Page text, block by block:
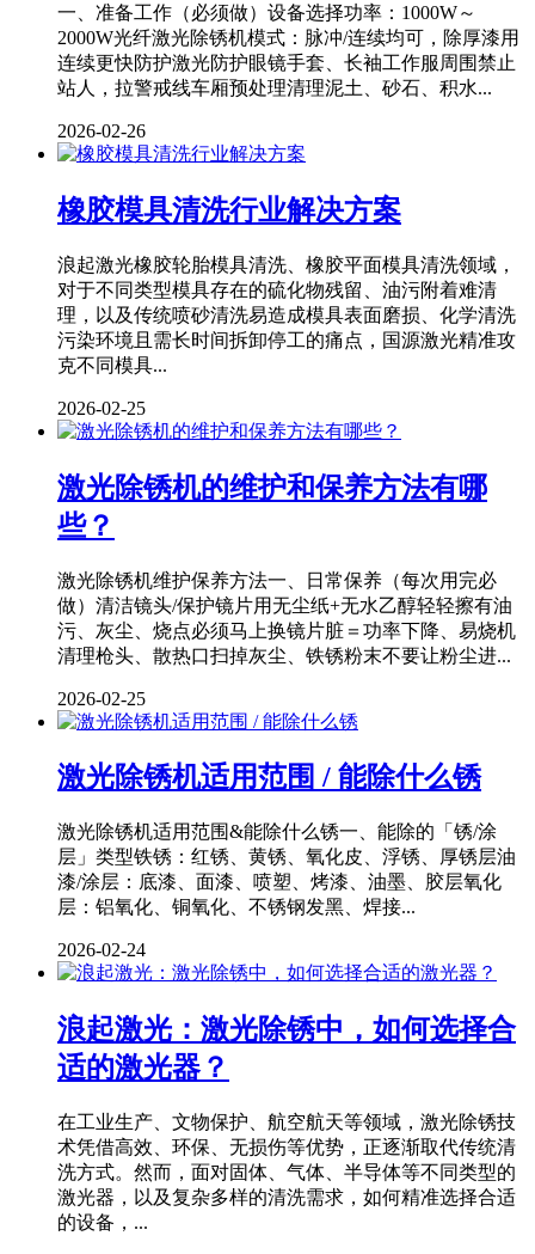
一、准备工作（必须做）设备选择功率：1000W～
2000W光纤激光除锈机模式：脉冲/连续均可，除厚漆用
连续更快防护激光防护眼镜手套、长袖工作服周围禁止
站人，拉警戒线车厢预处理清理泥土、砂石、积水...
2026-02-26
橡胶模具清洗行业解决方案
浪起激光橡胶轮胎模具清洗、橡胶平面模具清洗领域，
对于不同类型模具存在的硫化物残留、油污附着难清
理，以及传统喷砂清洗易造成模具表面磨损、化学清洗
污染环境且需长时间拆卸停工的痛点，国源激光精准攻
克不同模具...
2026-02-25
激光除锈机的维护和保养方法有哪
些？
激光除锈机维护保养方法一、日常保养（每次用完必
做）清洁镜头/保护镜片用无尘纸+无水乙醇轻轻擦有油
污、灰尘、烧点必须马上换镜片脏＝功率下降、易烧机
清理枪头、散热口扫掉灰尘、铁锈粉末不要让粉尘进...
2026-02-25
激光除锈机适用范围 / 能除什么锈
激光除锈机适用范围&能除什么锈一、能除的「锈/涂
层」类型铁锈：红锈、黄锈、氧化皮、浮锈、厚锈层油
漆/涂层：底漆、面漆、喷塑、烤漆、油墨、胶层氧化
层：铝氧化、铜氧化、不锈钢发黑、焊接...
2026-02-24
浪起激光：激光除锈中，如何选择合
适的激光器？
在工业生产、文物保护、航空航天等领域，激光除锈技
术凭借高效、环保、无损伤等优势，正逐渐取代传统清
洗方式。然而，面对固体、气体、半导体等不同类型的
激光器，以及复杂多样的清洗需求，如何精准选择合适
的设备，...